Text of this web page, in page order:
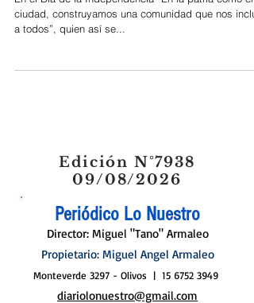
En el Día de la Independencia “En la patria como en
09/08/2026
Periódico Lo Nuestro
Director: Miguel "Tano" Armaleo
Propietario: Miguel Angel Armaleo